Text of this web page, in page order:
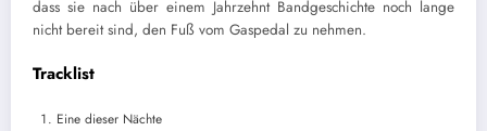
dass sie nach über einem Jahrzehnt Bandgeschichte noch lange
nicht bereit sind, den Fuß vom Gaspedal zu nehmen.
Tracklist
Eine dieser Nächte